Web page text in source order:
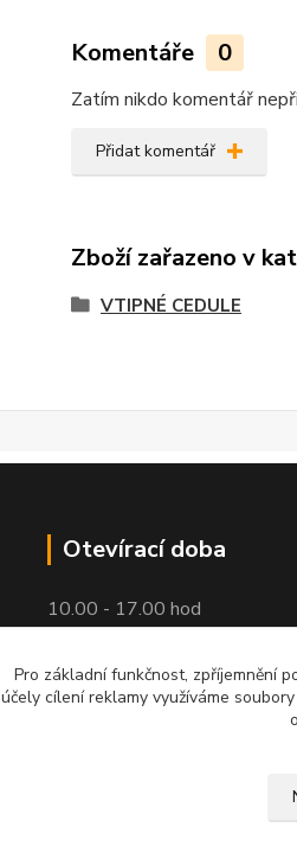
Komentáře 0
Zatím nikdo komentář
Přidat komentář
Zboží zařazeno v
VTIPNÉ CEDULE
Otevírací doba
10.00 - 17.00 hod
Pro základní funkčnost, zpříjemnění
účely cílení reklamy využíváme